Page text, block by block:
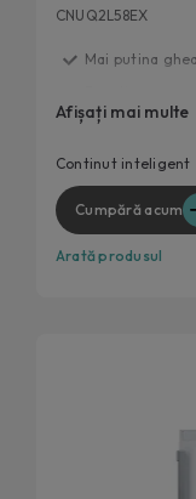
CNUQ2L58EX
Mai putina
Flexi Space
Ajustare
Continut extra
Afișați mai multe
Continut inteligent
Cumpără acum
Arată produsul